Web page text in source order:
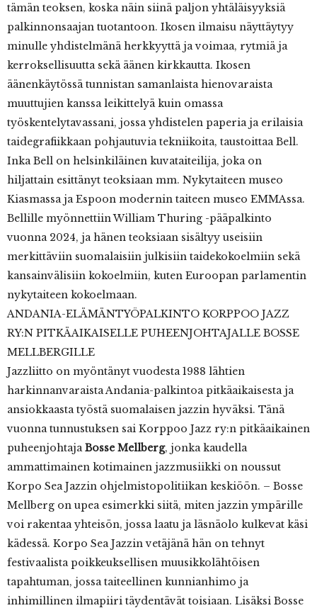
tämän teoksen, koska näin siinä paljon yhtäläisyyksiä
palkinnonsaajan tuotantoon. Ikosen ilmaisu näyttäytyy
minulle yhdistelmänä herkkyyttä ja voimaa, rytmiä ja
kerroksellisuutta sekä äänen kirkkautta. Ikosen
äänenkäytössä tunnistan samanlaista hienovaraista
muuttujien kanssa leikittelyä kuin omassa
työskentelytavassani, jossa yhdistelen paperia ja erilaisia
taidegrafiikkaan pohjautuvia tekniikoita, taustoittaa Bell.
Inka Bell on helsinkiläinen kuvataiteilija, joka on
hiljattain esittänyt teoksiaan mm. Nykytaiteen museo
Kiasmassa ja Espoon modernin taiteen museo EMMAssa.
Bellille myönnettiin William Thuring -pääpalkinto
vuonna 2024, ja hänen teoksiaan sisältyy useisiin
merkittäviin suomalaisiin julkisiin taidekokoelmiin sekä
kansainvälisiin kokoelmiin, kuten Euroopan parlamentin
nykytaiteen kokoelmaan.
ANDANIA-ELÄMÄNTYÖPALKINTO KORPPOO JAZZ
RY:N PITKÄAIKAISELLE PUHEENJOHTAJALLE BOSSE
MELLBERGILLE
Jazzliitto on myöntänyt vuodesta 1988 lähtien
harkinnanvaraista Andania-palkintoa pitkäaikaisesta ja
ansiokkaasta työstä suomalaisen jazzin hyväksi. Tänä
vuonna tunnustuksen sai Korppoo Jazz ry:n pitkäaikainen
puheenjohtaja Bosse Mellberg, jonka kaudella
ammattimainen kotimainen jazzmusiikki on noussut
Korpo Sea Jazzin ohjelmistopolitiikan keskiöön. – Bosse
Mellberg on upea esimerkki siitä, miten jazzin ympärille
voi rakentaa yhteisön, jossa laatu ja läsnäolo kulkevat käsi
kädessä. Korpo Sea Jazzin vetäjänä hän on tehnyt
festivaalista poikkeuksellisen muusikkolähtöisen
tapahtuman, jossa taiteellinen kunnianhimo ja
inhimillinen ilmapiiri täydentävät toisiaan. Lisäksi Bosse